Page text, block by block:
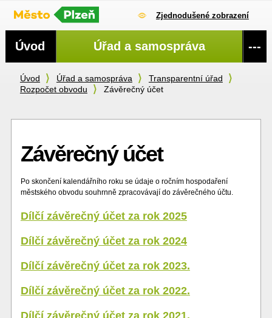
Zjednodušené zobrazení
Úvod Úřad a samospráva
Transparentní úřad
Rozpočet obvodu
Závěrečný účet
Závěrečný účet
Po skončení kalendářního roku se údaje o ročním hospodaření
městského obvodu souhrnně zpracovávají do závěrečného účtu.
Dílčí závěrečný účet za rok 2025
Dílčí závěrečný účet za rok 2024
Dílčí závěrečný účet za rok 2023.
Dílčí závěrečný účet za rok 2022.
Dílčí závěrečný účet za rok 2021.
Navigace
Úvod Úřad a samospráva ---